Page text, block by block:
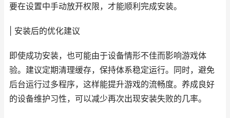
要在设置中手动放开权限，才能顺利完成安装。
| 安装后的优化建议
即使成功安装，也可能由于设备情形不佳而影响游戏体
验。建议定期清理缓存，保持体系稳定运行。同时，避免
后台运行过多程序，这样能提升游戏的流畅度。养成良好
的设备维护习性，可以减少再次出现安装失败的几率。